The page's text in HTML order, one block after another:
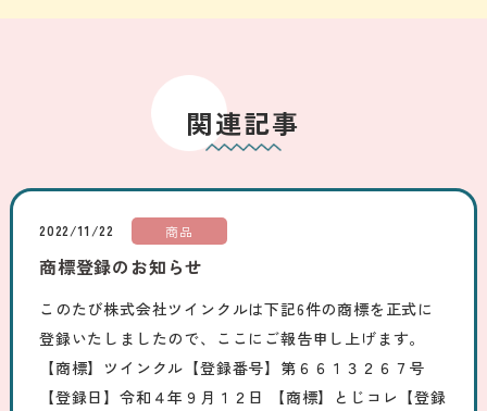
関連記事
2022/11/22 商品
商標登録のお知らせ
このたび株式会社ツインクルは下記6件の商標を正式に
登録いたしましたので、ここにご報告申し上げます。
【商標】ツインクル【登録番号】第６６１３２６７号
【登録日】令和４年９月１２日 【商標】とじコレ【登録